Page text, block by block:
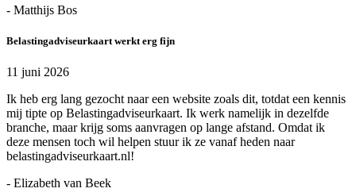
- Matthijs Bos
Belastingadviseurkaart werkt erg fijn
11 juni 2026
Ik heb erg lang gezocht naar een website zoals dit, totdat een kennis
mij tipte op Belastingadviseurkaart. Ik werk namelijk in dezelfde
branche, maar krijg soms aanvragen op lange afstand. Omdat ik
deze mensen toch wil helpen stuur ik ze vanaf heden naar
belastingadviseurkaart.nl!
- Elizabeth van Beek